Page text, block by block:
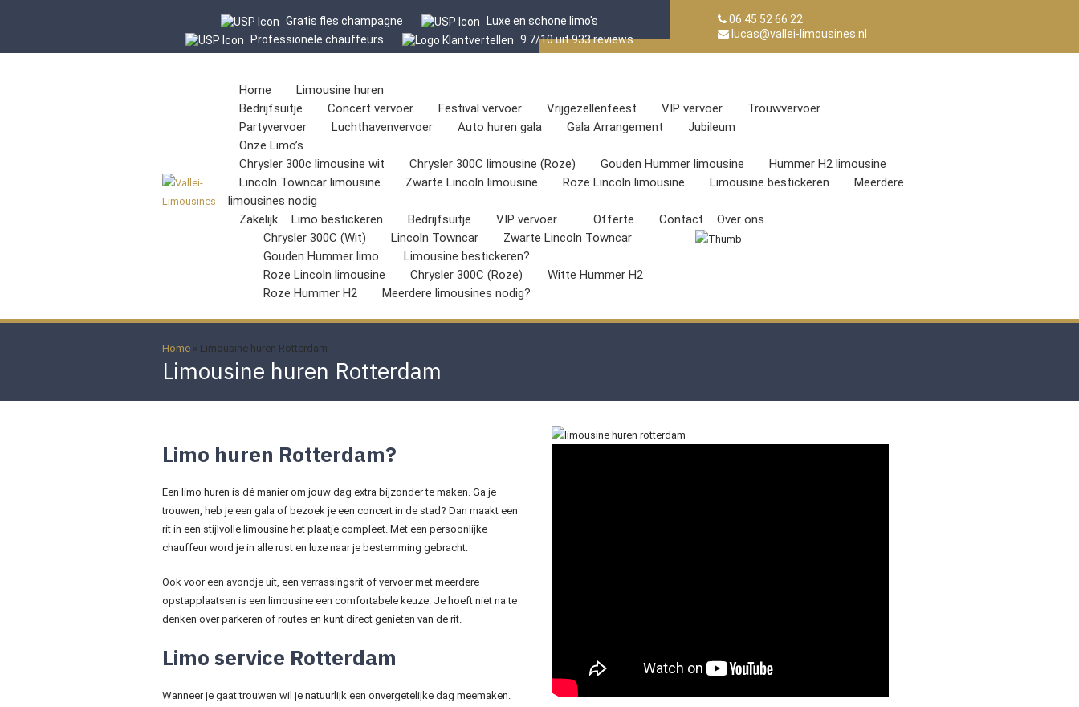
Gratis fles champagne
Luxe en schone limo's
Professionele chauffeurs
9.7/10 uit 933 reviews
06 45 52 66 22
lucas@vallei-limousines.nl
Home
Limousine huren
Bedrijfsuitje
Concert vervoer Festival vervoer Vrijgezellenfeest VIP vervoer
Trouwvervoer
Partyvervoer
Luchthavenvervoer Auto huren gala Gala Arrangement
Jubileum
Onze Limo’s
Chrysler 300c limousine wit
Chrysler 300C limousine (Roze) Gouden Hummer limousine
Hummer H2 limousine
Lincoln Towncar limousine
Zwarte Lincoln limousine Roze Lincoln limousine Limousine bestickeren
Meerdere
limousines nodig
Zakelijk
Limo bestickeren Bedrijfsuitje VIP vervoer Offerte Contact
Over ons
Chrysler 300C (Wit)
Lincoln Towncar
Zwarte Lincoln Towncar
Gouden Hummer limo
Limousine bestickeren?
Roze Lincoln limousine
Chrysler 300C (Roze)
Witte Hummer H2
Roze Hummer H2
Meerdere limousines nodig?
Home » Limousine huren Rotterdam
Limousine huren Rotterdam
Limo huren Rotterdam?
Een limo huren is dé manier om jouw dag extra bijzonder te maken. Ga je
trouwen, heb je een gala of bezoek je een concert in de stad? Dan maakt een
rit in een stijlvolle limousine het plaatje compleet. Met een persoonlijke
chauffeur word je in alle rust en luxe naar je bestemming gebracht.
Ook voor een avondje uit, een verrassingsrit of vervoer met meerdere
opstapplaatsen is een limousine een comfortabele keuze. Je hoeft niet na te
denken over parkeren of routes en kunt direct genieten van de rit.
Limo service Rotterdam
Wanneer je gaat trouwen wil je natuurlijk een onvergetelijke dag meemaken.